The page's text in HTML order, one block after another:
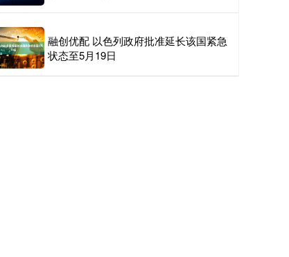
融创优配 以色列政府批准延长该国紧急
状态至5月19日